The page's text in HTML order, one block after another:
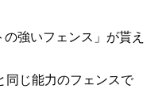
強いフェンス」が貰え
同じ能力のフェンスで